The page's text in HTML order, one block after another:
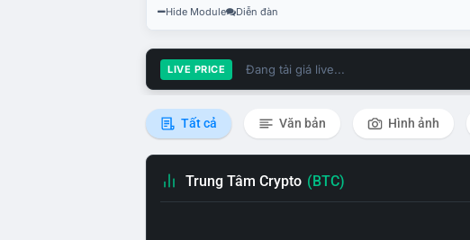
Hide Module Diễn đàn
LIVE PRICE Đang tải giá live...
Tất cả Văn bản Hình ảnh
Trung Tâm Crypto (BTC)